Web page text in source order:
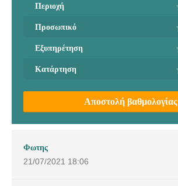
Περιοχή
Προσωπικό
Εξυπηρέτηση
Κατάρτηση
Αποστολή βαθμολογίας
Φωτης
21/07/2021 18:06